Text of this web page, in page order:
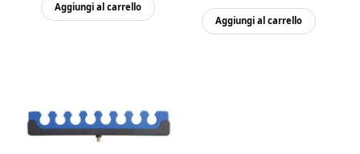
Aggiungi al carrello
Aggiungi al carrello